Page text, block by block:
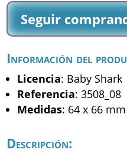
Baby
Shark
-
cantidad
Seguir
Información del
Licencia: Baby Shark
Referencia: 3508_08
Medidas: 64 x 66 mm
Descripción: